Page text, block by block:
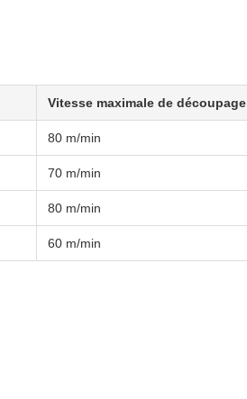
Vitesse maximale de découpage
80 m/min
70 m/min
80 m/min
60 m/min